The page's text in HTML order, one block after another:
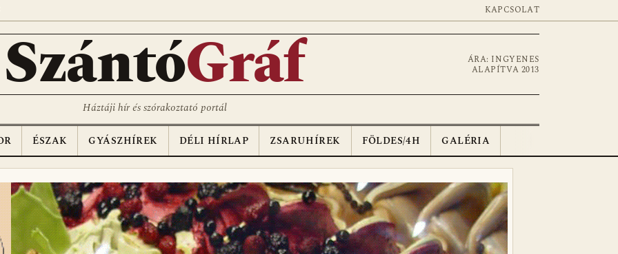
KAPCSOLAT
SzántóGráf
ÁRA: INGYENES
ALAPÍTVA 2013
Háztáji hír és szórakoztató portál
ÉSZAK GYÁSZHÍREK DÉLI HÍRLAP ZSARUHÍREK FÖLDES/4H GALÉRIA